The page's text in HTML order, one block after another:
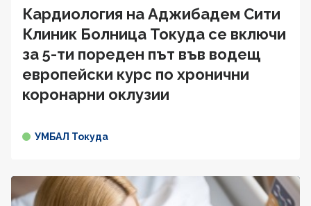
Кардиология на Аджибадем Сити
Клиник Болница Токуда се включи
за 5-ти пореден път във водещ
европейски курс по хронични
коронарни оклузии
УМБАЛ Токуда